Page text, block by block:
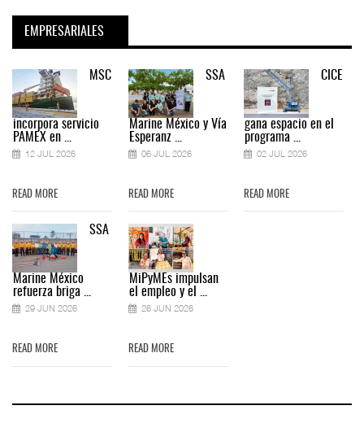
EMPRESARIALES
MSC
incorpora servicio
PAMEX en ...
12 JUL 2026
READ MORE
SSA
Marine México
refuerza briga ...
29 JUN 2026
READ MORE
SSA
Marine México y Vía
Esperanz ...
06 JUL 2026
READ MORE
MiPyMEs impulsan
el empleo y el ...
26 JUN 2026
READ MORE
CICE
gana espacio en el
programa ...
02 JUL 2026
READ MORE